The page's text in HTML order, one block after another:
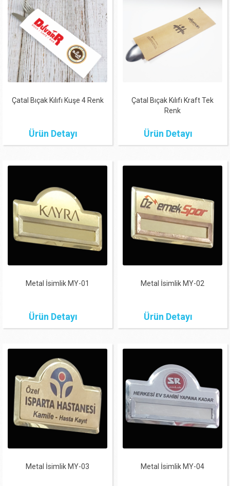
Çatal Bıçak Kılıfı Kuşe 4 Renk
Ürün Detayı
Çatal Bıçak Kılıfı Kraft Tek
Renk
Ürün Detayı
Metal İsimlik MY-01
Ürün Detayı
Metal İsimlik MY-02
Ürün Detayı
Metal İsimlik MY-03 Metal İsimlik MY-04